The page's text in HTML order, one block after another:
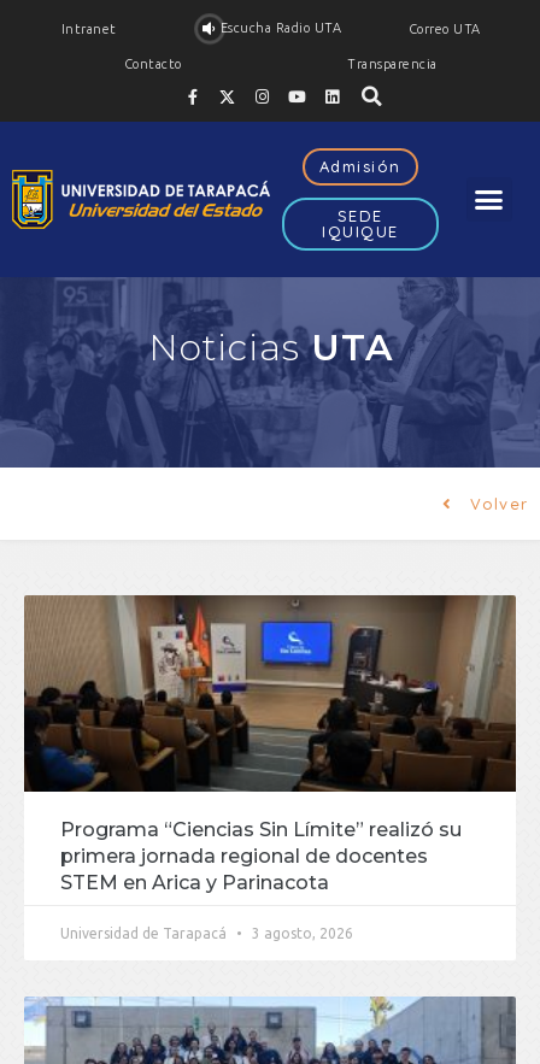
Intranet Escucha Radio UTA Correo UTA
Contacto Transparencia
Admisión
SEDE
IQUIQUE
NoticiasUTA
Volver
Programa “Ciencias Sin Límite” realizó su
primera jornada regional de docentes
STEM en Arica y Parinacota
Universidad de Tarapacá 3 agosto, 2026